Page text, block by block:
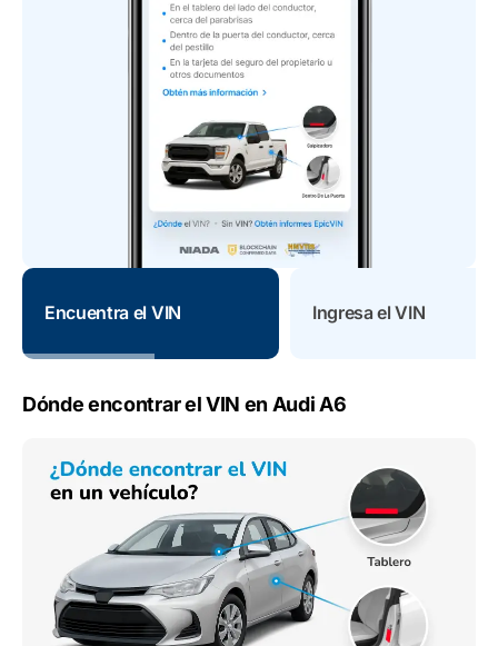
Encuentra el VIN Ingresa el VIN
Dónde encontrar el VIN en Audi A6